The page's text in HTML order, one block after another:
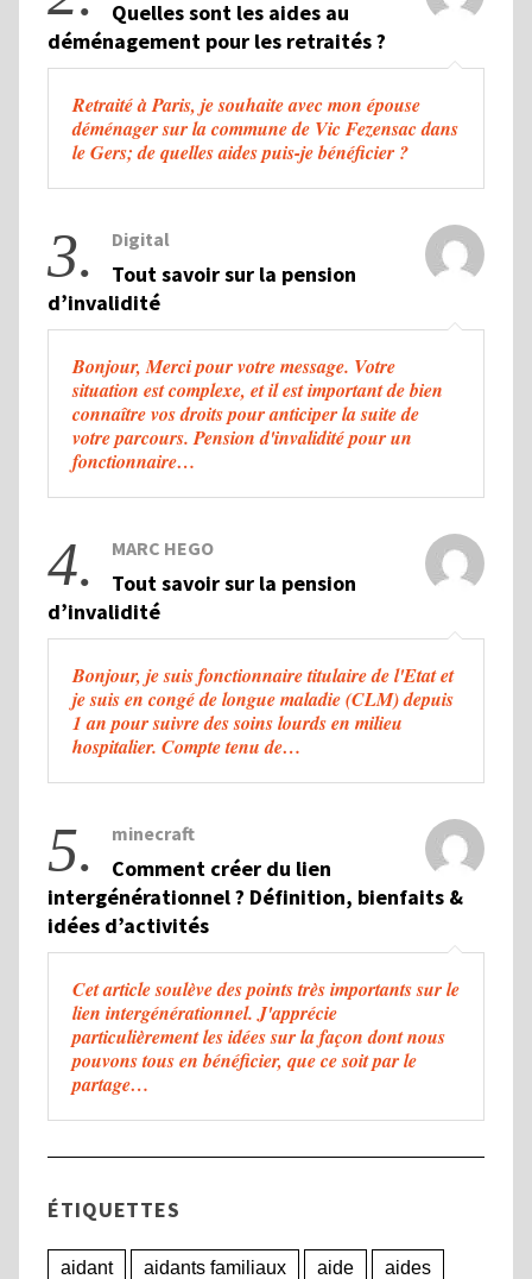
Quelles sont les aides au
déménagement pour les retraités ?
Retraité à Paris, je souhaite avec mon épouse
déménager sur la commune de Vic Fezensac dans
le Gers; de quelles aides puis-je bénéficier ?
3. Digital
Tout savoir sur la pension
d’invalidité
Bonjour, Merci pour votre message. Votre
situation est complexe, et il est important de bien
connaître vos droits pour anticiper la suite de
votre parcours. Pension d'invalidité pour un
fonctionnaire…
4. MARC HEGO
Tout savoir sur la pension
d’invalidité
Bonjour, je suis fonctionnaire titulaire de l'Etat et
je suis en congé de longue maladie (CLM) depuis
1 an pour suivre des soins lourds en milieu
hospitalier. Compte tenu de…
5. minecraft
Comment créer du lien
intergénérationnel ? Définition, bienfaits &
idées d’activités
Cet article soulève des points très importants sur le
lien intergénérationnel. J'apprécie
particulièrement les idées sur la façon dont nous
pouvons tous en bénéficier, que ce soit par le
partage…
ÉTIQUETTES
aidant aidants familiaux aide
aides